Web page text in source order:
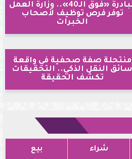
مبادرة «فوق الـ40».. وزارة العمل
توفر فرص توظيف لأصحاب
الخبرات
منتحلة صفة صحفية في واقعة
سائق النقل الذكي.. التحقيقات
تكشف الحقيقة
شراء بيع